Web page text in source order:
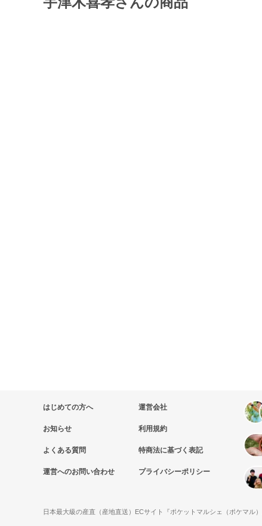
はじめての方へ
お知らせ
よくある質問
運営へのお問い合わせ
運営会社
利用規約
特商法に基づく表記
プライバシーポリシー
日本最大級の産直（産地直送）ECサイト『ポケットマルシェ（ポケマル）